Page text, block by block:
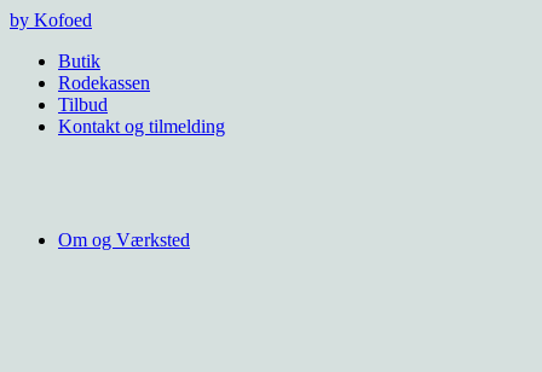
Videre
indhold
by Kofoed
Butik
Rodekassen
Tilbud
Kontakt og tilmelding
Om og Værksted